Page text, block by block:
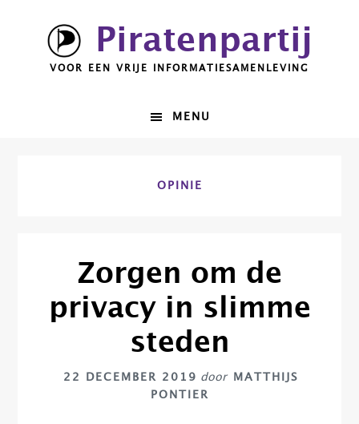
hoofdnavigatie
Piratenpartij
VOOR EEN VRIJE INFORMATIESAMENLEVING
MENU
OPINIE
Zorgen om de
privacy in slimme
steden
22 DECEMBER 2019 door MATTHIJS
PONTIER